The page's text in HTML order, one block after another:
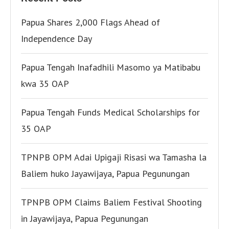
Papua Shares 2,000 Flags Ahead of
Independence Day
Papua Tengah Inafadhili Masomo ya Matibabu
kwa 35 OAP
Papua Tengah Funds Medical Scholarships for
35 OAP
TPNPB OPM Adai Upigaji Risasi wa Tamasha la
Baliem huko Jayawijaya, Papua Pegunungan
TPNPB OPM Claims Baliem Festival Shooting
in Jayawijaya, Papua Pegunungan